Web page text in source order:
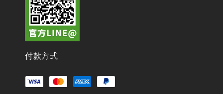
付款方式